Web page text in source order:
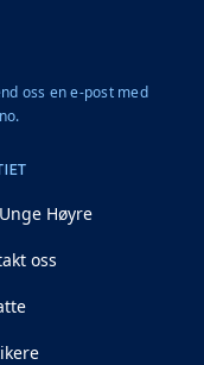
oss en e-post med
Høyre
oss